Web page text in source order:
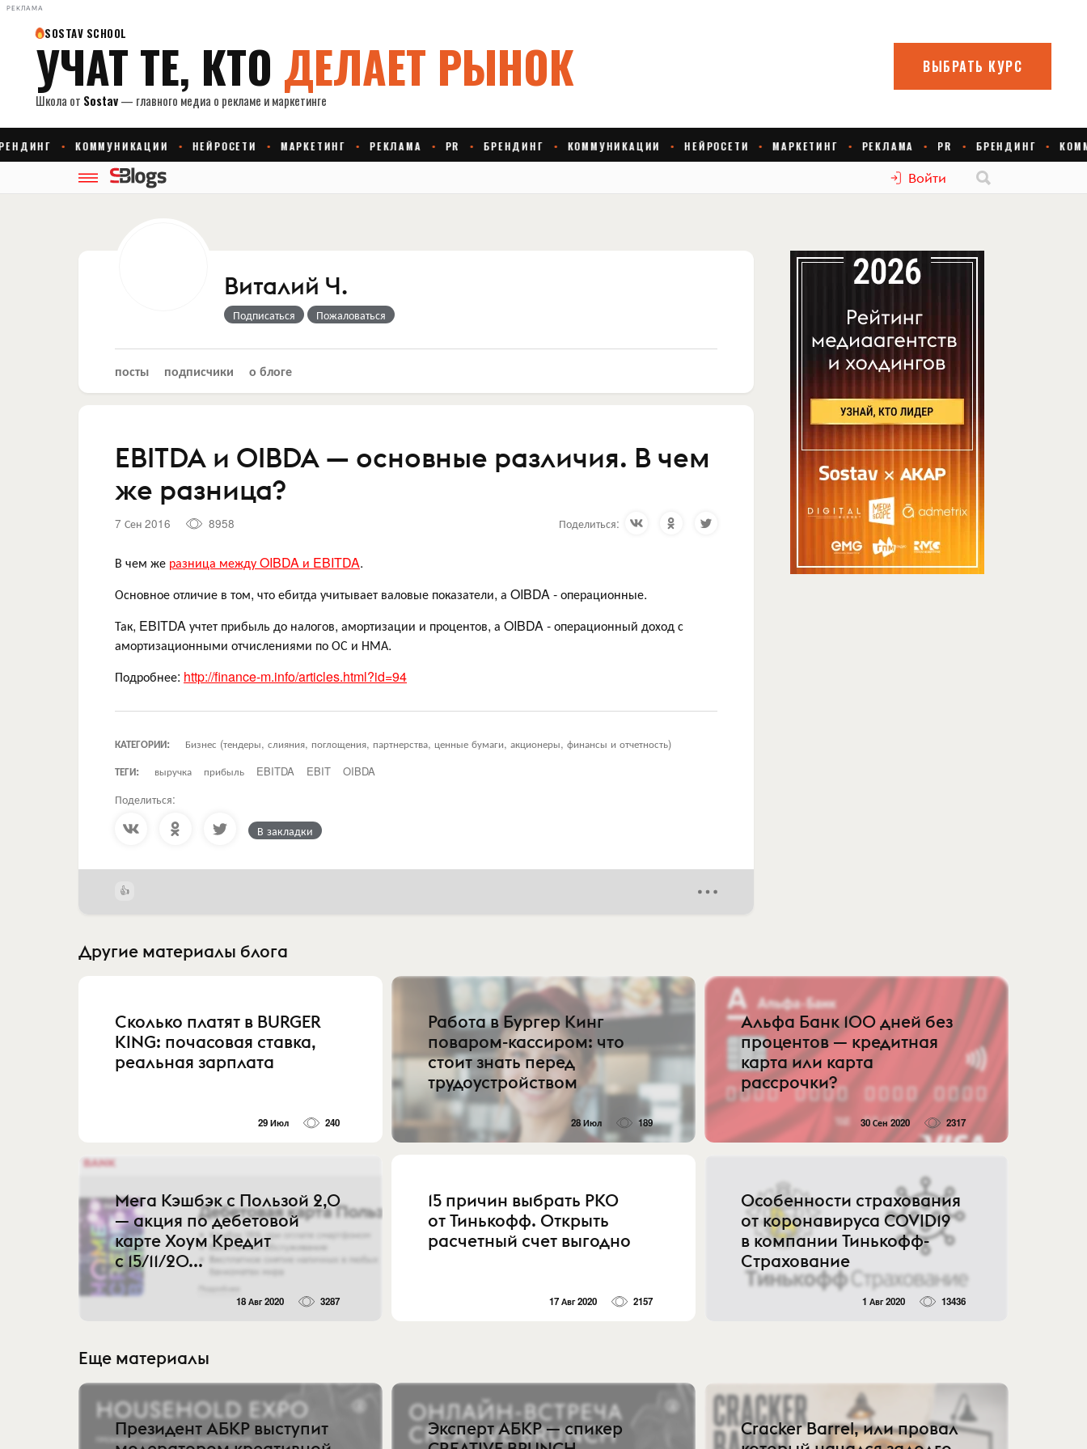
РЕКЛАМА
Войти
Виталий Ч.
Подписаться Пожаловаться
посты подписчики о блоге
EBITDA и OIBDA — основные различия. В чем
же разница?
7 Сен 2016 8958 Поделиться:
В чем же разница между OIBDA и EBITDA.
Основное отличие в том, что ебитда учитывает валовые показатели, а OIBDA - операционные.
Так, EBITDA учтет прибыль до налогов, амортизации и процентов, а OIBDA - операционный доход с
амортизационными отчислениями по ОС и НМА.
Подробнее: http://finance-m.info/articles.html?id=94
КАТЕГОРИИ:
Бизнес (тендеры, слияния, поглощения, партнерства, ценные бумаги, акционеры, финансы и отчетность)
ТЕГИ:
выручка прибыль EBITDA EBIT OIBDA
Поделиться:
В закладки
Другие материалы блога
Сколько платят в BURGER
KING: почасовая ставка,
реальная зарплата
29 Июл 240
Работа в Бургер Кинг
поваром-кассиром: что
стоит знать перед
трудоустройством
28 Июл 189
Альфа Банк 100 дней без
процентов — кредитная
карта или карта
рассрочки?
30 Сен 2020 2317
Мега Кэшбэк с Пользой 2,0
— акция по дебетовой
карте Хоум Кредит
с 15/11/20...
18 Авг 2020 3287
15 причин выбрать РКО
от Тинькофф. Открыть
расчетный счет выгодно
17 Авг 2020 2157
Особенности страхования
от коронавируса COVID19
в компании Тинькофф-
Страхование
1 Авг 2020 13436
Еще материалы
Президент АБКР выступит
Эксперт АБКР — спикер
Cracker Barrel, или провал